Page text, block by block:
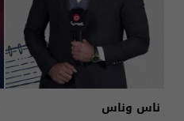
ناس وناس